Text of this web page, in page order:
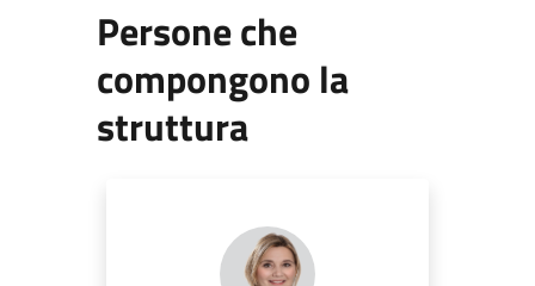
Persone che
compongono la
struttura